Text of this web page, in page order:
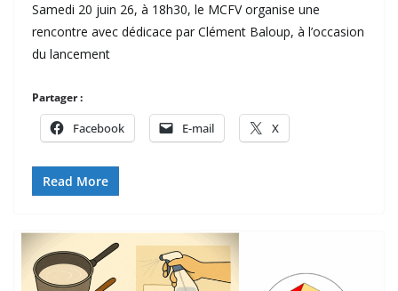
Samedi 20 juin 26, à 18h30, le MCFV organise une
rencontre avec dédicace par Clément Baloup, à l’occasion
du lancement
Partager :
Facebook E-mail X
Read More